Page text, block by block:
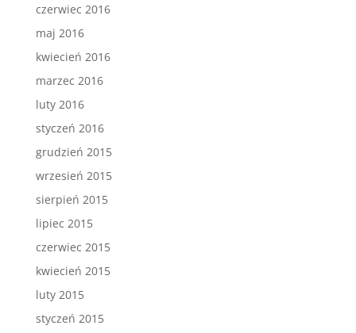
czerwiec 2016
maj 2016
kwiecień 2016
marzec 2016
luty 2016
styczeń 2016
grudzień 2015
wrzesień 2015
sierpień 2015
lipiec 2015
czerwiec 2015
kwiecień 2015
luty 2015
styczeń 2015